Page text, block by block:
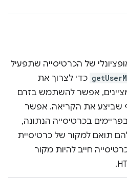
של הכרטיסייה שתפעיל
כדי לצרוך את
אפשר להשתמש בזרם
את הקריאה. אפשר
בכרטיסייה הנתונה,
תואם למקור של כרטיסיית
חייב להיות מקור